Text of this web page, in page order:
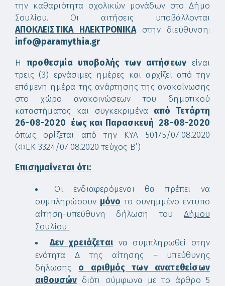
την καθαριότητα σχολικών μονάδων στο Δήμο
Σουλίου. Οι αιτήσεις υποβάλλονται
ΑΠΟΚΛΕΙΣΤΙΚΑ ΗΛΕΚΤΡΟΝΙΚΑστην διεύθυνση:
info@paramythia.gr
Ηπροθεσμία υποβολής των αιτήσεων είναι
τρεις (3) εργάσιμες ημέρες και αρχίζει από την
επόμενη ημέρα της ανάρτησης της ανακοίνωσης
στο χώρο ανακοινώσεων του δημοτικού
καταστήματος και συγκεκριμένα από Τετάρτη
26-08-2020 έως και Παρασκευή 28-08-2020
όπως ορίζεται από την ΚΥΑ 50175/07.08.2020
(ΦΕΚ 3324/07.08.2020 τεύχος Β’)
Επισημαίνεται ότι:
Οι ενδιαφερόμενοι θα πρέπει να
συμπληρώσουν μόνο το συνημμένο έντυπο
αίτηση-υπεύθυνη δήλωση του Δήμου
Σουλίου
Δεν χρειάζεταινα συμπληρωθεί στην
ενότητα Δ της αίτησης – υπεύθυνης
δήλωσης ο αριθμός των ανατεθείσων
αιθουσών διότι σύμφωνα με το άρθρο 5